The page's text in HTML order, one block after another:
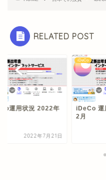
RELATED POST
運用状況 2022年
2022年7月21日
iDeCo
iDeCo 運
2月